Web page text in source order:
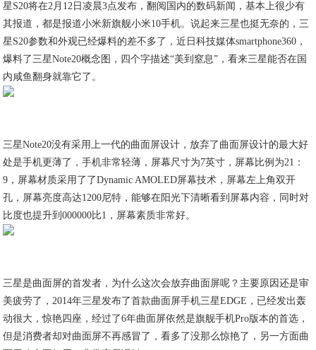
星S20将在2月12日凌晨3点发布，翻阅国内的数码新闻，基本上很少有
其报道，都是报道小米新旗舰小米10手机。说起来三星也挺无奈的，三
星S20参数和外观已经爆料的差不多了，近日科技媒体smartphone360，
爆料了三星Note20概念图，四个字描述“美到窒息”，看来三星能否在国
内咸鱼翻身就靠它了。
三星Note20没有采用上一代的曲面屏设计，放弃了曲面屏设计的最大好
处是手机更薄了，手机非常轻薄，屏幕尺寸为7英寸，屏幕比例为21：
9，屏幕材质采用了了Dynamic AMOLED屏幕技术，屏幕左上角双开
孔，屏幕亮度高达1200尼特，能够在阳光下清晰看到屏幕内容，同时对
比度也提升到000000比1，屏幕素质非常好。
三星是曲面屏的首发者，为什么这次会放弃曲面屏呢？主要原因还是审
美疲劳了，2014年三星发布了首款曲面屏手机三星EDGE，已经发出轰
动很大，惊艳四座，经过了6年曲面屏依然是旗舰手机Pro版本的首选，
但是消费者却对曲面屏不再感冒了，看多了没那么惊艳了，另一方面曲